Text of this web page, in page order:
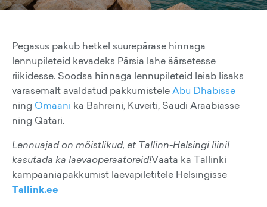
Pegasus pakub hetkel suurepärase hinnaga
lennupileteid kevadeks Pärsia lahe äärsetesse
riikidesse. Soodsa hinnaga lennupileteid leiab lisaks
varasemalt avaldatud pakkumisteleAbu Dhabisse
ning Omaani ka Bahreini, Kuveiti, Saudi Araabiasse
ning Qatari.
Lennuajad on mõistlikud, et Tallinn-Helsingi liinil
kasutada ka laevaoperaatoreid!Vaata ka Tallinki
kampaaniapakkumist laevapiletitele Helsingisse
Tallink.ee